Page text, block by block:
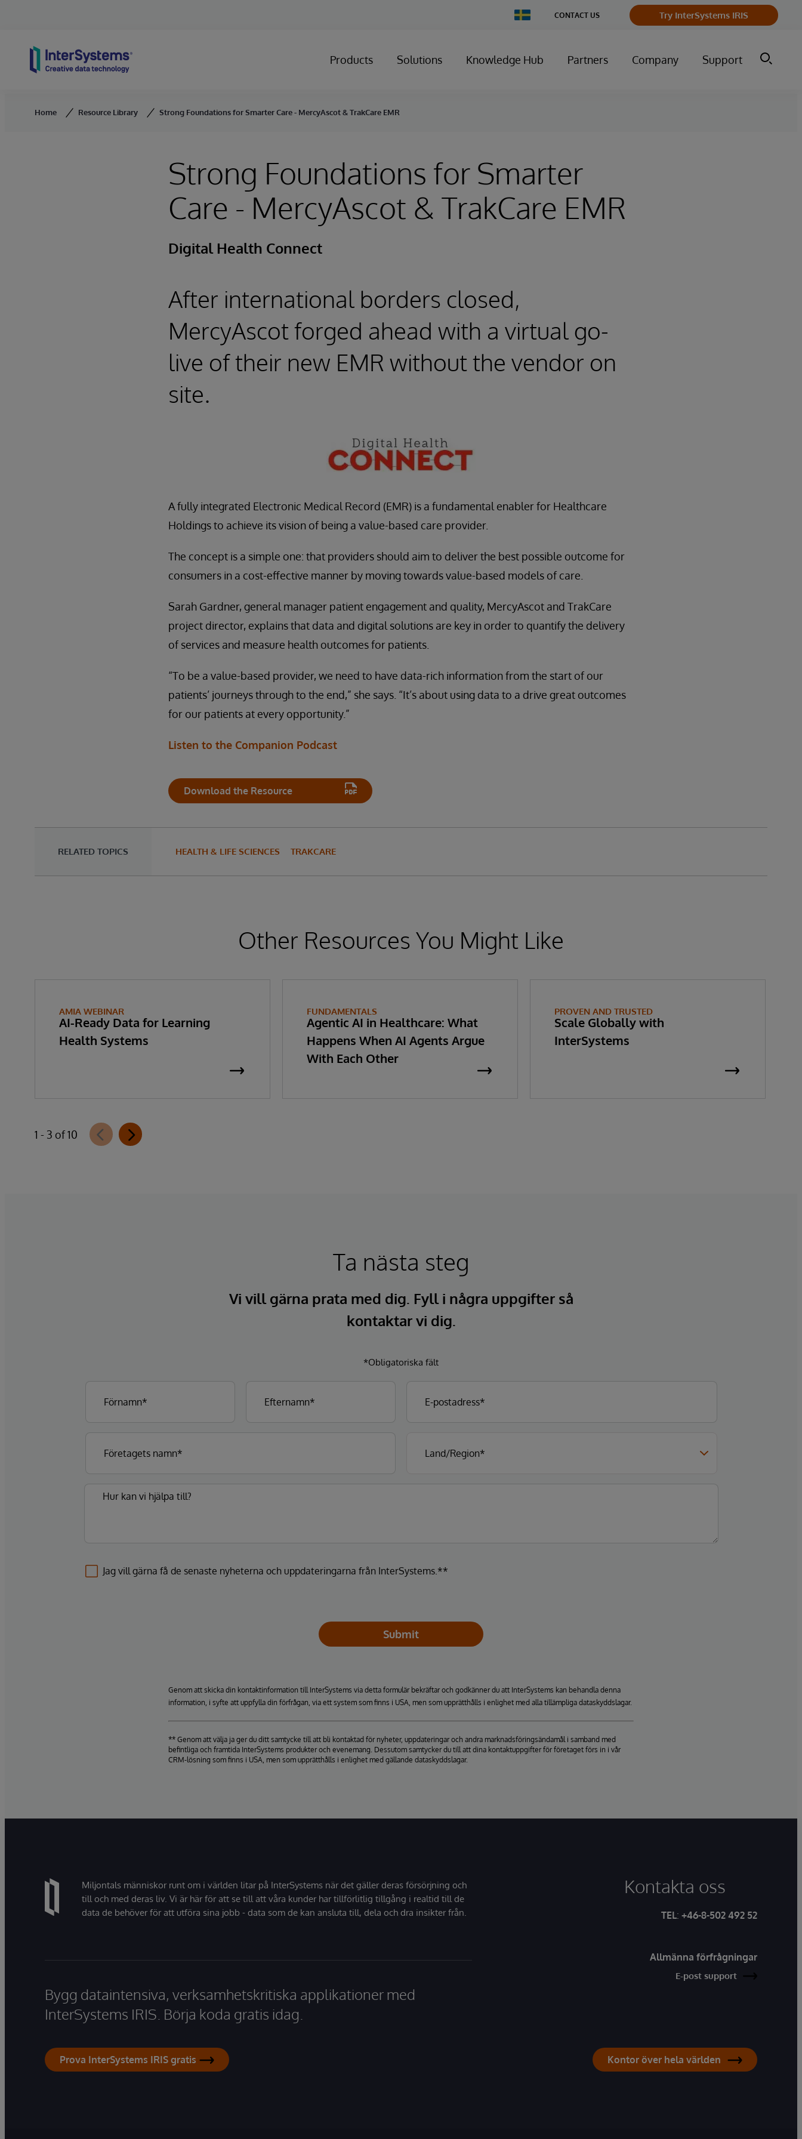
Change
Country
CONTACT US Try InterSystems IRIS
Products Solutions Knowledge Hub Partners Company Support
Home Resource Library Strong Foundations for Smarter Care - MercyAscot & TrakCare EMR
Strong Foundations for Smarter
Care - MercyAscot & TrakCare EMR
Digital Health Connect
After international borders closed,
MercyAscot forged ahead with a virtual go-
live of their new EMR without the vendor on
site.
A fully integrated Electronic Medical Record (EMR) is a fundamental enabler for Healthcare
Holdings to achieve its vision of being a value-based care provider.
The concept is a simple one: that providers should aim to deliver the best possible outcome for
consumers in a cost-effective manner by moving towards value-based models of care.
Sarah Gardner, general manager patient engagement and quality, MercyAscot and TrakCare
project director, explains that data and digital solutions are key in order to quantify the delivery
of services and measure health outcomes for patients.
“To be a value-based provider, we need to have data-rich information from the start of our
patients’ journeys through to the end,” she says. “It’s about using data to a drive great outcomes
for our patients at every opportunity.”
Listen to the Companion Podcast
Download the Resource
RELATED TOPICS HEALTH & LIFE SCIENCES TRAKCARE
Other Resources You Might Like
AMIA WEBINAR
AI-Ready Data for Learning
Health Systems
FUNDAMENTALS
Agentic AI in Healthcare: What
Happens When AI Agents Argue
With Each Other
PROVEN AND TRUSTED
Scale Globally with
InterSystems
1 - 3 of 10
Ta nästa steg
Vi vill gärna prata med dig. Fyll i några uppgifter så
kontaktar vi dig.
*Obligatoriska fält
Jag vill gärna få de senaste nyheterna och uppdateringarna från InterSystems.**
Submit
Genom att skicka din kontaktinformation till InterSystems via detta formulär bekräftar och godkänner du att InterSystems kan behandla denna
information, i syfte att uppfylla din förfrågan, via ett system som finns i USA, men som upprätthålls i enlighet med alla tillämpliga dataskyddslagar.
** Genom att välja ja ger du ditt samtycke till att bli kontaktad för nyheter, uppdateringar och andra marknadsföringsändamål i samband med
befintliga och framtida InterSystems produkter och evenemang. Dessutom samtycker du till att dina kontaktuppgifter för företaget förs in i vår
CRM-lösning som finns i USA, men som upprätthålls i enlighet med gällande dataskyddslagar.
Miljontals människor runt om i världen litar på InterSystems när det gäller deras försörjning och
till och med deras liv. Vi är här för att se till att våra kunder har tillförlitlig tillgång i realtid till de
data de behöver för att utföra sina jobb - data som de kan ansluta till, dela och dra insikter från.
Bygg dataintensiva, verksamhetskritiska applikationer med
InterSystems IRIS. Börja koda gratis idag.
Prova InterSystems IRIS gratis
Kontakta oss
TEL: +46-8-502 492 52
Allmänna förfrågningar
E-post support
Kontor över hela världen